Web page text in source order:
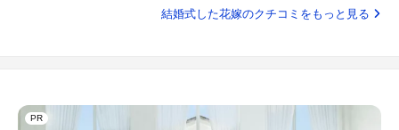
結婚式した花嫁のクチコミをもっと見る
PR